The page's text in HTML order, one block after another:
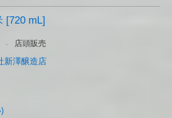
[720 mL]
- 店頭販売
新澤醸造店